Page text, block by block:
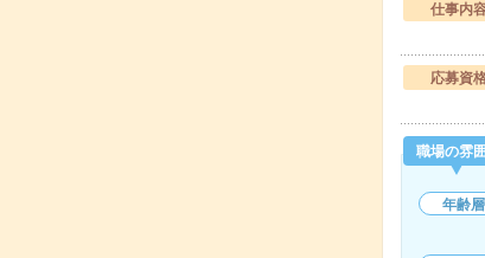
仕事内
応募資
職場の雰
年齢層